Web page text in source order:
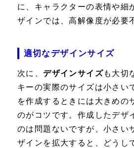
に、キャラクターの表情や細
ザインでは、高解像度が必要
適切なデザインサイズ
次に、デザインサイズも大切
キーの実際のサイズは小さい
を作成するときには大きめの
のがコツです。作成したデザ
のは問題ないですが、小さい
ザインを拡大すると、どうし